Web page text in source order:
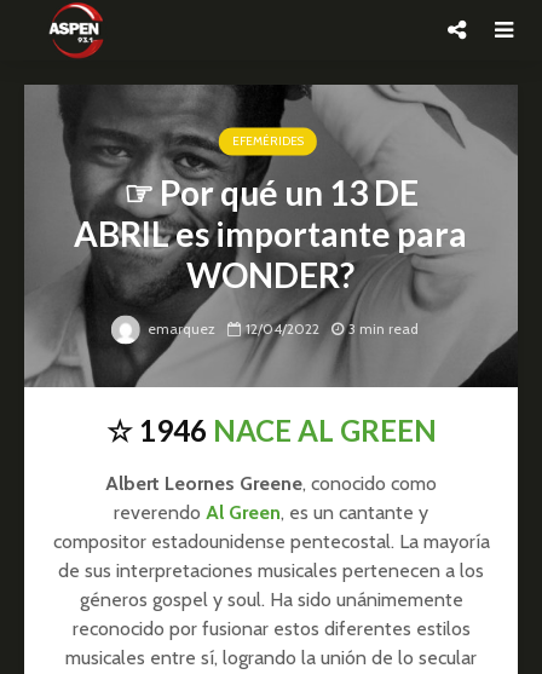
EFEMÉRIDES
☞ Por qué un 13 DE
ABRIL es importante para
WONDER?
emarquez 12/04/2022 3 min read
☆ 1946 NACE AL GREEN
Albert Leornes Greene, conocido como
reverendo Al Green, es un cantante y
compositor estadounidense pentecostal. La mayoría
de sus interpretaciones musicales pertenecen a los
géneros gospel y soul. Ha sido unánimemente
reconocido por fusionar estos diferentes estilos
musicales entre sí, logrando la unión de lo secular